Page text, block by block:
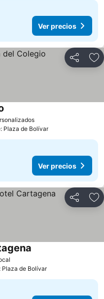
Ver precios
Compartir
Plaza de Bolívar
Ver precios
Compartir
Plaza de Bolívar